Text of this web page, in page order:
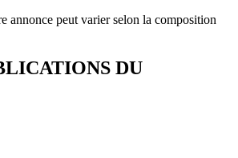
annonce peut varier selon la composition
DU